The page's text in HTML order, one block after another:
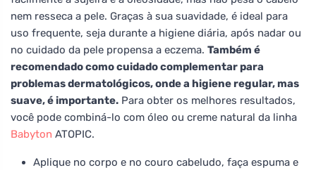
nem resseca a pele. Graças à sua suavidade, é ideal para
uso frequente, seja durante a higiene diária, após nadar ou
no cuidado da pele propensa a eczema. Também é
recomendado como cuidado complementar para
problemas dermatológicos, onde a higiene regular, mas
suave, é importante. Para obter os melhores resultados,
você pode combiná-lo com óleo ou creme natural da linha
Babyton ATOPIC.
Aplique no corpo e no couro cabeludo, faça espuma e